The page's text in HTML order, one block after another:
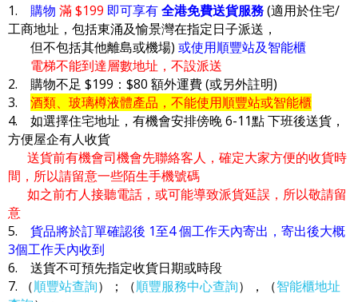
1. 購物 滿 $199 即可享有全港免費送貨服務(適用於住宅/
工商地址，包括東涌及愉景灣在指定日子派送，
但不包括其他離島或機場) 或使用順豐站及智能櫃
電梯不能到達層數地址，不設派送
2. 購物不足 $199：$80 額外運費 (或另外註明)
3. 酒類、玻璃樽液體產品，不能使用順豐站或智能櫃
4. 如選擇住宅地址，有機會安排傍晚 6-11點 下班後送貨，
方便屋企有人收貨
送貨前有機會司機會先聯絡客人，確定大家方便的收貨時
間，所以請留意一些陌生手機號碼
如之前冇人接聽電話，或可能導致派貨延誤，所以敬請留
意
5. 貨品將於訂單確認後 1至4 個工作天內寄出，寄出後大概
3個工作天內收到
6. 送貨不可預先指定收貨日期或時段
7. （順豐站查詢）；（順豐服務中心查詢），（智能櫃地址